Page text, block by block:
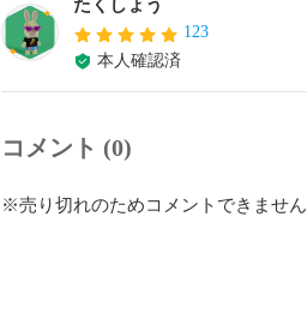
たくしょう
123
本人確認済
コメント (0)
※売り切れのためコメントできません